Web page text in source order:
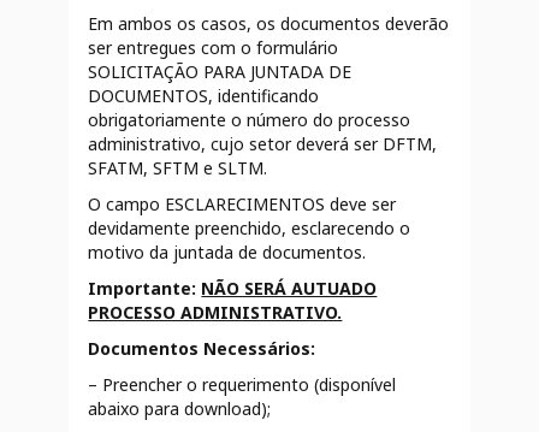
Em ambos os casos, os documentos deverão
ser entregues com o formulário
SOLICITAÇÃO PARA JUNTADA DE
DOCUMENTOS, identificando
obrigatoriamente o número do processo
administrativo, cujo setor deverá ser DFTM,
SFATM, SFTM e SLTM.
O campo ESCLARECIMENTOS deve ser
devidamente preenchido, esclarecendo o
motivo da juntada de documentos.
Importante: NÃO SERÁ AUTUADO
PROCESSO ADMINISTRATIVO.
Documentos Necessários:
– Preencher o requerimento (disponível
abaixo para download);